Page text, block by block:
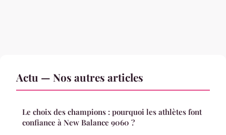
Actu — Nos autres articles
Le choix des champions : pourquoi les athlètes font
confiance à New Balance 9060 ?